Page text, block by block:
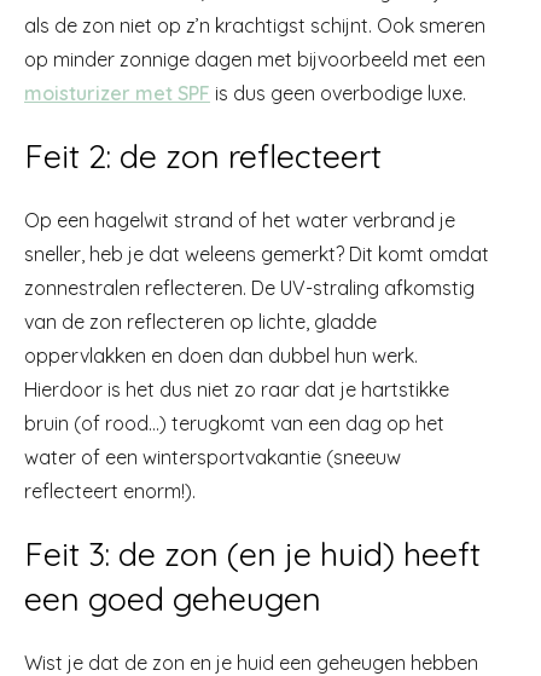
als de zon niet op z’n krachtigst schijnt. Ook smeren
op minder zonnige dagen met bijvoorbeeld met een
moisturizer met SPF is dus geen overbodige luxe.
Feit 2: de zon reflecteert
Op een hagelwit strand of het water verbrand je
sneller, heb je dat weleens gemerkt? Dit komt omdat
zonnestralen reflecteren. De UV-straling afkomstig
van de zon reflecteren op lichte, gladde
oppervlakken en doen dan dubbel hun werk.
Hierdoor is het dus niet zo raar dat je hartstikke
bruin (of rood…) terugkomt van een dag op het
water of een wintersportvakantie (sneeuw
reflecteert enorm!).
Feit 3: de zon (en je huid) heeft
een goed geheugen
Wist je dat de zon en je huid een geheugen hebben